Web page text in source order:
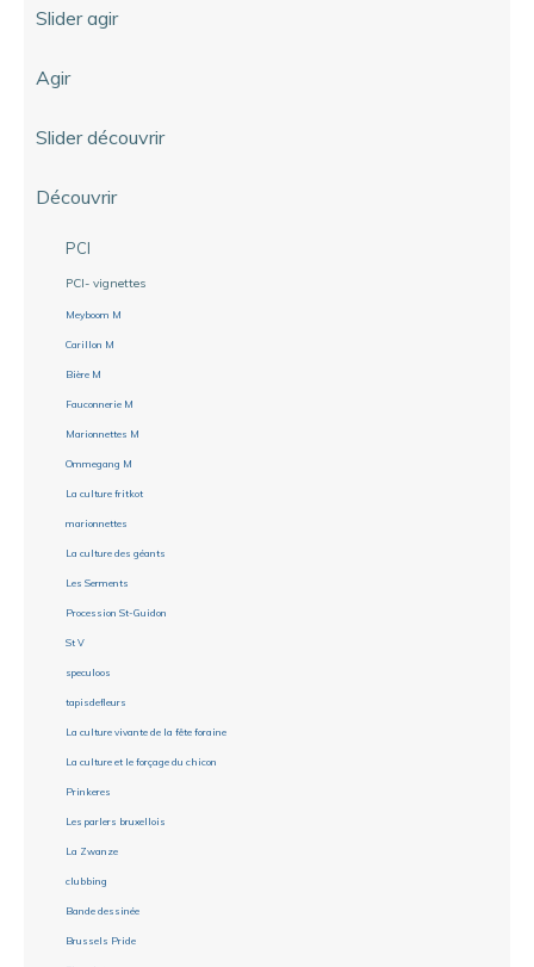
Slider agir
Agir
Slider découvrir
Découvrir
PCI
PCI- vignettes
Meyboom M
Carillon M
Bière M
Fauconnerie M
Marionnettes M
Ommegang M
La culture fritkot
marionnettes
La culture des géants
Les Serments
Procession St-Guidon
St V
speculoos
tapisdefleurs
La culture vivante de la fête foraine
La culture et le forçage du chicon
Prinkeres
Les parlers bruxellois
La Zwanze
clubbing
Bande dessinée
Brussels Pride